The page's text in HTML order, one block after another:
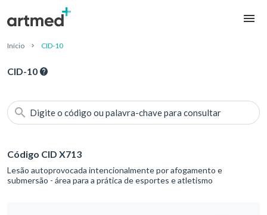
Início CID-10
CID-10
Digite o código ou palavra-chave para consultar
Código CID X713
Lesão autoprovocada intencionalmente por afogamento e
submersão - área para a prática de esportes e atletismo